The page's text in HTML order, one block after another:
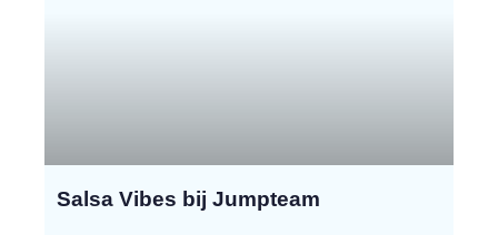
Salsa Vibes bij Jumpteam